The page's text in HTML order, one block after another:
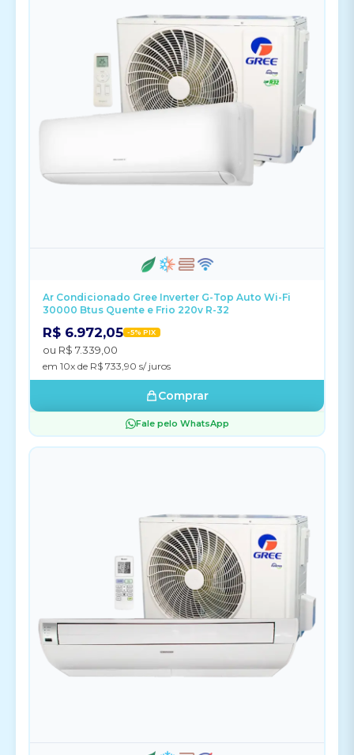
Ar Condicionado Gree Inverter G-Top Auto Wi-Fi
30000 Btus Quente e Frio 220v R-32
R$ 6.972,05 -5% PIX
ou R$ 7.339,00
em 10x de R$ 733,90 s/ juros
Comprar
Fale pelo WhatsApp